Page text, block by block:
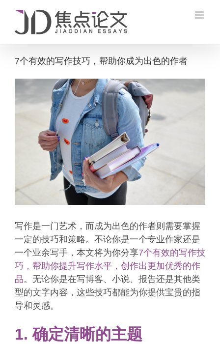
content
7个有效的写作技巧，帮助你成为出色的作者
Larger
写作是一门艺术，而成为出色的作者则需要掌握
一定的技巧和策略。不论你是一个专业作家还是
一个业余写手，本文将为你分享7个有效的写作技
巧，帮助你提升写作水平，创作出更加优秀的作
品。无论你是在写博客、小说、报告还是其他类
型的文字内容，这些技巧都能为你提供宝贵的指
导和灵感。
1. 确定清晰的主题